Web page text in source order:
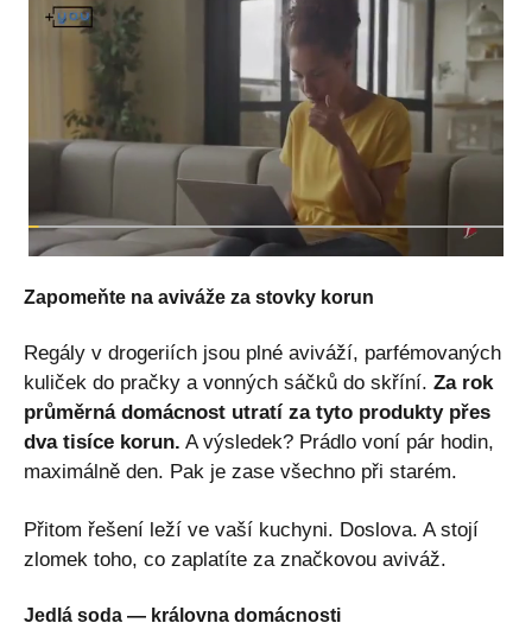
Zapomeňte na aviváže za stovky korun
Regály v drogeriích jsou plné aviváží, parfémovaných
kuliček do pračky a vonných sáčků do skříní. Za rok
průměrná domácnost utratí za tyto produkty přes
dva tisíce korun. A výsledek? Prádlo voní pár hodin,
maximálně den. Pak je zase všechno při starém.
Přitom řešení leží ve vaší kuchyni. Doslova. A stojí
zlomek toho, co zaplatíte za značkovou aviváž.
Jedlá soda — královna domácnosti